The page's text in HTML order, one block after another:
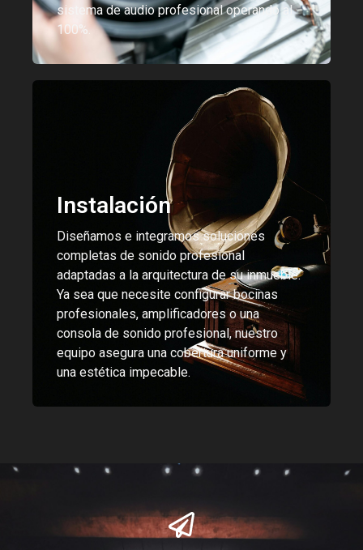
sistema de audio profesional operando al
100%.
Instalación
Diseñamos e integramos soluciones
completas de sonido profesional
adaptadas a la arquitectura de su inmueble.
Ya sea que necesite configurar bocinas
profesionales, amplificadores o una
consola de sonido profesional, nuestro
equipo asegura una cobertura uniforme y
una estética impecable.